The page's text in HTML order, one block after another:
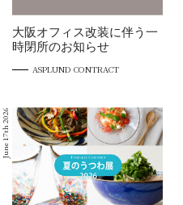
大阪オフィス改装に伴う一
時閉所のお知らせ
ASPLUND CONTRACT
June 17th 2026